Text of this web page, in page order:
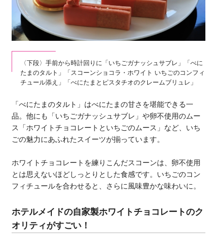
〈下段〉手前から時計回りに「いちごガナッシュサブレ」「べに
たまのタルト」「スコーンショコラ・ホワイト いちごのコンフィ
チュール添え」「べにたまとピスタチオのクレームブリュレ」
「べにたまのタルト」はべにたまの甘さを堪能できる一
品。他にも「いちごガナッシュサブレ」や卵不使用のムー
ス「ホワイトチョコレートといちごのムース」など、いち
ごの魅力にあふれたスイーツが揃っています。
ホワイトチョコレートを練りこんだスコーンは、卵不使用
とは思えないほどしっとりとした食感です。いちごのコン
フィチュールを合わせると、さらに風味豊かな味わいに。
ホテルメイドの自家製ホワイトチョコレートのク
オリティがすごい！